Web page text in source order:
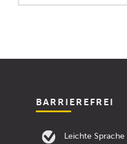
BARRIEREFREI
Leichte Sprache